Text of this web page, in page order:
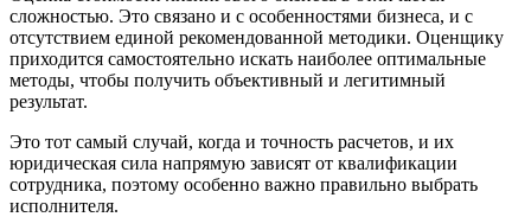
сложностью. Это связано и с особенностями бизнеса, и с
отсутствием единой рекомендованной методики. Оценщику
приходится самостоятельно искать наиболее оптимальные
методы, чтобы получить объективный и легитимный
результат.
Это тот самый случай, когда и точность расчетов, и их
юридическая сила напрямую зависят от квалификации
сотрудника, поэтому особенно важно правильно выбрать
исполнителя.
Елизово
Енисейск
Ермолино
Ессентуки
Железногорск-Илимский
Жуковский
Заводоуковск